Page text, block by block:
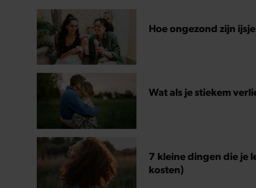
Hoe ongezond zijn
Wat als je stiekem
7 kleine dingen die je
kosten)